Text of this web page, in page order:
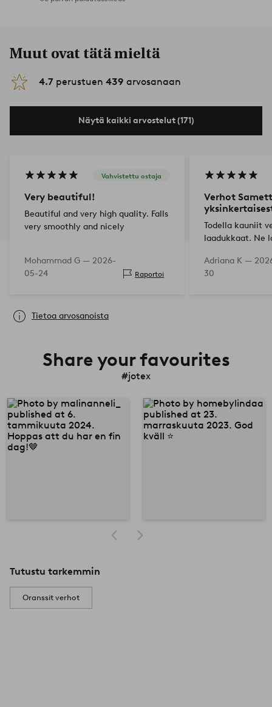
Muut ovat tätä mieltä
4.7 perustuen 439 arvosanaan
Näytä kaikki arvostelut (171)
Vahvistettu ostaja
Very beautiful!
Beautiful and very high quality. Falls
very smoothly and nicely
Mohammad G — 2026-
05-24
Raportoi
Verhot
Todella kauniit
laadukkaat. Ne
ihastunut
Adriana K —
30
Tietoa arvosanoista
Share your favourites
#jotex
Tutustu tarkemmin
Oranssit verhot